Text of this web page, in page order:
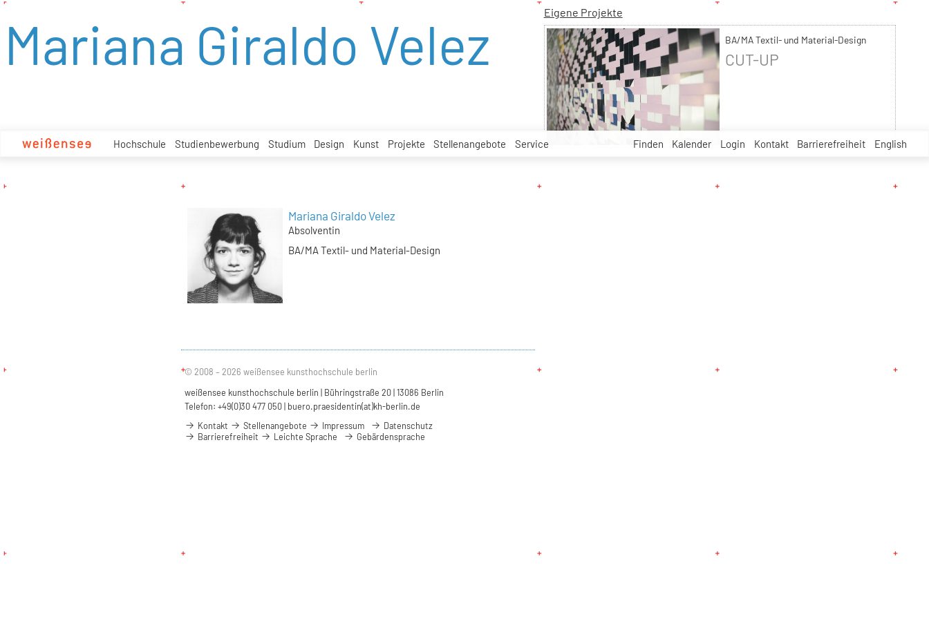
zum
Hochschule Studienbewerbung Studium Design Kunst Projekte Stellenangebote Service Finden Kalender Login Kontakt Barrierefreiheit English
Mariana Giraldo Velez
Mariana Giraldo Velez
Absolventin
BA/MA Textil- und Material-Design
Eigene Projekte
BA/MA Textil- und Material-Design
CUT-UP
© 2008 – 2026 weißensee kunsthochschule berlin
weißensee kunsthochschule berlin | Bühringstraße 20 | 13086 Berlin
Telefon: +49(0)30 477 050 | buero.praesidentin(at)kh-berlin.de
Kontakt
Stellenangebote Impressum
Datenschutz
Barrierefreiheit
Leichte Sprache Gebärdensprache